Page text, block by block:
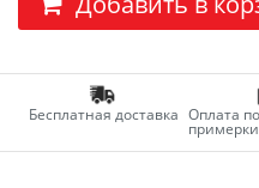
Бесплатная доставка Оплата
примерки